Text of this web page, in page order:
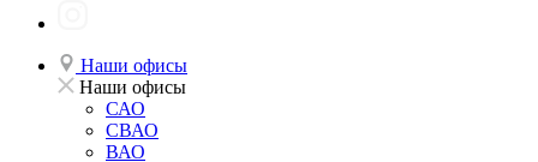
Наши офисы
Наши офисы
САО
СВАО
ВАО